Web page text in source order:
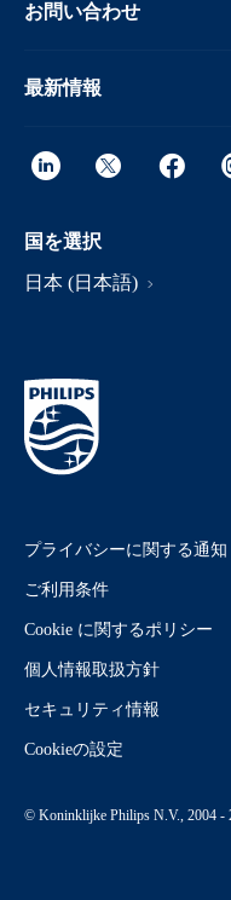
お問い合わせ
最新情報
国を選択
日本 (日本語)
プライバシーに関する通知
ご利用条件
Cookie に関するポリシー
個人情報取扱方針
セキュリティ情報
Cookieの設定
© Koninklijke Philips N.V., 2004 -